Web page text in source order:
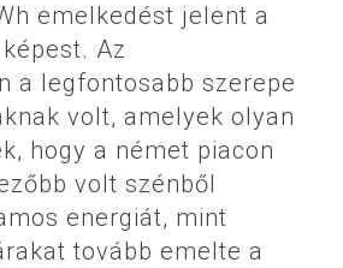
emelkedést jelent a
Az
a legfontosabb szerepe
volt, amelyek olyan
hogy a német piacon
volt szénből
energiát, mint
tovább emelte a